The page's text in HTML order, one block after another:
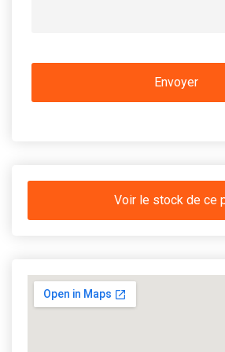
Voir le stock de ce